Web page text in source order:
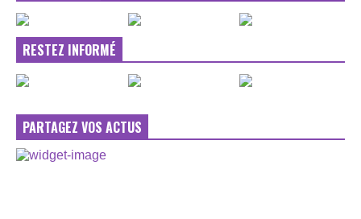
RESTEZ INFORMÉ
PARTAGEZ VOS ACTUS